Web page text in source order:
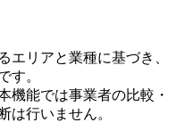
リアと業種に基づき、
す。
機能では事業者の比較・
は行いません。